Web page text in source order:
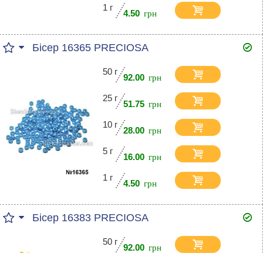
1 г
4.50
Бісер 16365 PRECIOSA
50 г
92.00
25 г
51.75
10 г
28.00
5 г
16.00
1 г
4.50
Бісер 16383 PRECIOSA
50 г
92.00